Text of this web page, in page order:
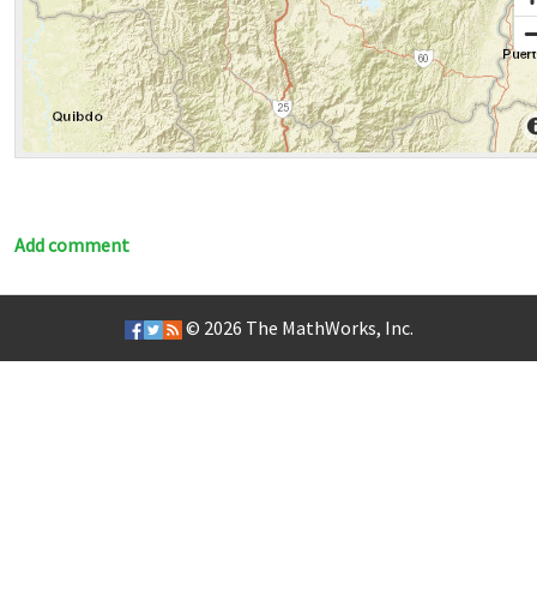
Add comment
© 2026 The MathWorks, Inc.